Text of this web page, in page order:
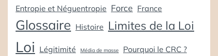
Entropie et Néguentropie Force France
Glossaire Histoire Limites de la Loi
Loi Légitimité Média de masse Pourquoi le CRC ?